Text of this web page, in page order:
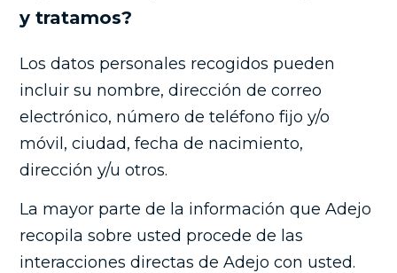
y tratamos?
Los datos personales recogidos pueden
incluir su nombre, dirección de correo
electrónico, número de teléfono fijo y/o
móvil, ciudad, fecha de nacimiento,
dirección y/u otros.
La mayor parte de la información que Adejo
recopila sobre usted procede de las
interacciones directas de Adejo con usted.